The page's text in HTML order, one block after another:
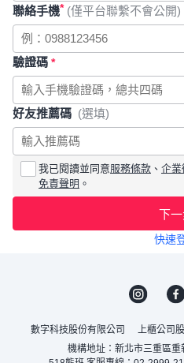
聯絡手機* (僅平台聯繫不會公開)
驗證碼 *
好友推薦碼 (選填)
我已閱讀並同意服務條款 、 企業
免責聲明 。
下
快速
數字科技股份有限公司 上櫃公司
機構地址：新北市三重區